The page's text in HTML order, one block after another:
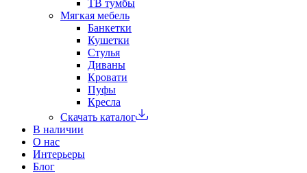
ТВ тумбы
Мягкая мебель
Банкетки
Кушетки
Стулья
Диваны
Кровати
Пуфы
Кресла
Скачать каталог
В наличии
О нас
Интерьеры
Блог